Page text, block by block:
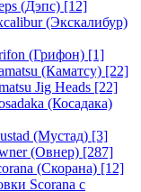
(Дэпс) [12]
(Экскалибур)
(Грифон) [1]
(Каматсу) [22]
Jig Heads [22]
(Косадака)
(Мустад) [3]
(Овнер) [287]
(Скорана) [12]
Scorana с